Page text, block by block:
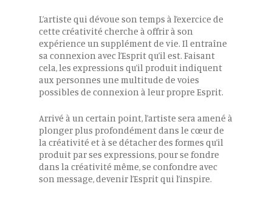
L’artiste qui dévoue son temps à l’exercice de
cette créativité cherche à offrir à son
expérience un supplément de vie. Il entraîne
sa connexion avec l’Esprit qu’il est. Faisant
cela, les expressions qu’il produit indiquent
aux personnes une multitude de voies
possibles de connexion à leur propre Esprit.
Arrivé à un certain point, l’artiste sera amené à
plonger plus profondément dans le cœur de
la créativité et à se détacher des formes qu’il
produit par ses expressions, pour se fondre
dans la créativité même, se confondre avec
son message, devenir l’Esprit qui l’inspire.